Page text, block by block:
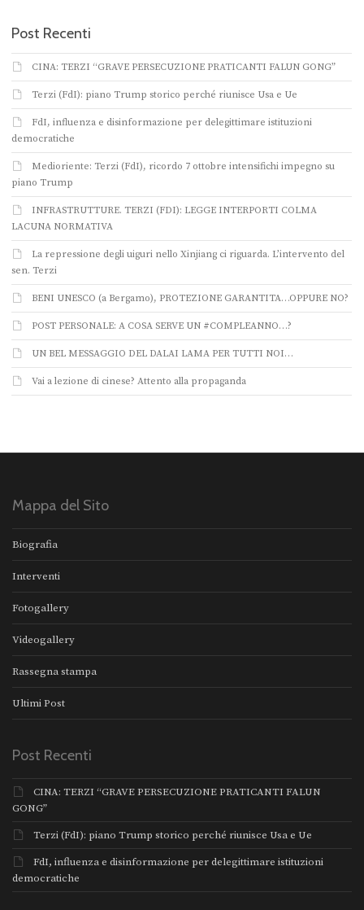
Post Recenti
CINA: TERZI “GRAVE PERSECUZIONE PRATICANTI FALUN GONG”
Terzi (FdI): piano Trump storico perché riunisce Usa e Ue
FdI, influenza e disinformazione per delegittimare istituzioni
democratiche
Medioriente: Terzi (FdI), ricordo 7 ottobre intensifichi impegno su
piano Trump
INFRASTRUTTURE. TERZI (FDI): LEGGE INTERPORTI COLMA
LACUNA NORMATIVA
La repressione degli uiguri nello Xinjiang ci riguarda. L’intervento del
sen. Terzi
BENI UNESCO (a Bergamo), PROTEZIONE GARANTITA…OPPURE NO?
POST PERSONALE: A COSA SERVE UN #COMPLEANNO…?
UN BEL MESSAGGIO DEL DALAI LAMA PER TUTTI NOI…
Vai a lezione di cinese? Attento alla propaganda
Mappa del Sito
Biografia
Interventi
Fotogallery
Videogallery
Rassegna stampa
Ultimi Post
Post Recenti
CINA: TERZI “GRAVE PERSECUZIONE PRATICANTI FALUN
GONG”
Terzi (FdI): piano Trump storico perché riunisce Usa e Ue
FdI, influenza e disinformazione per delegittimare istituzioni
democratiche